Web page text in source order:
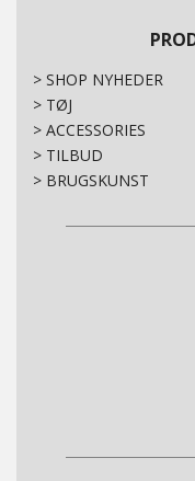
> SHOP NYHEDER
> TØJ
> ACCESSORIES
> TILBUD
> BRUGSKUNST